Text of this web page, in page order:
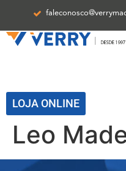
LOJA ONLINE
Leo